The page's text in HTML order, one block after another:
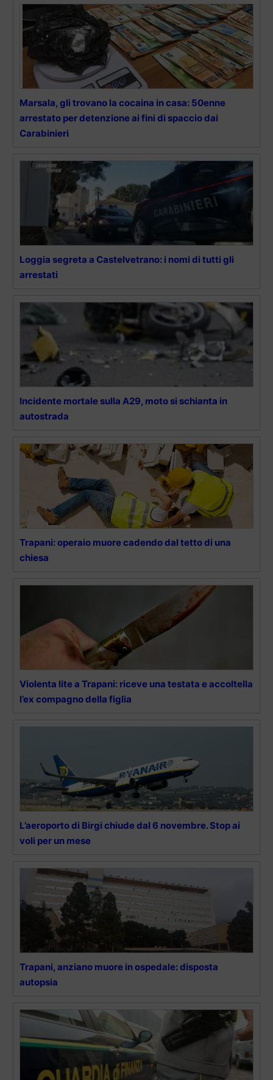
Marsala, gli trovano la cocaina in casa: 50enne
arrestato per detenzione ai fini di spaccio dai
Carabinieri
Loggia segreta a Castelvetrano: i nomi di tutti gli
arrestati
Incidente mortale sulla A29, moto si schianta in
autostrada
Trapani: operaio muore cadendo dal tetto di una
chiesa
Violenta lite a Trapani: riceve una testata e accoltella
l’ex compagno della figlia
L’aeroporto di Birgi chiude dal 6 novembre. Stop ai
voli per un mese
Trapani, anziano muore in ospedale: disposta
autopsia